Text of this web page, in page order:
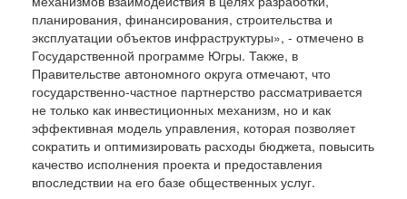
планирования, финансирования, строительства и
эксплуатации объектов инфраструктуры», - отмечено в
Государственной программе Югры. Также, в
Правительстве автономного округа отмечают, что
государственно-частное партнерство рассматривается
не только как инвестиционных механизм, но и как
эффективная модель управления, которая позволяет
сократить и оптимизировать расходы бюджета, повысить
качество исполнения проекта и предоставления
впоследствии на его базе общественных услуг.